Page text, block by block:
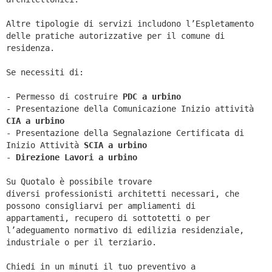
Altre tipologie di servizi includono l’Espletamento
delle pratiche autorizzative per il comune di
residenza.
Se necessiti di:
- Permesso di costruire PDC a urbino
- Presentazione della Comunicazione Inizio attività
CIA a urbino
- Presentazione della Segnalazione Certificata di
Inizio Attività SCIA a urbino
- Direzione Lavori a urbino
Su Quotalo è possibile trovare
diversi professionisti architetti necessari, che
possono consigliarvi per ampliamenti di
appartamenti, recupero di sottotetti o per
l’adeguamento normativo di edilizia residenziale,
industriale o per il terziario.
Chiedi in un minuti il tuo preventivo a